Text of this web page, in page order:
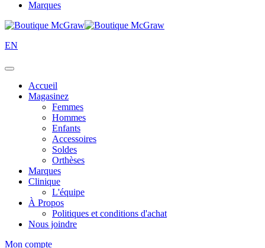
Marques
EN
Accueil
Magasinez
Femmes
Hommes
Enfants
Accessoires
Soldes
Orthèses
Marques
Clinique
L'équipe
À Propos
Politiques et conditions d'achat
Nous joindre
Mon compte